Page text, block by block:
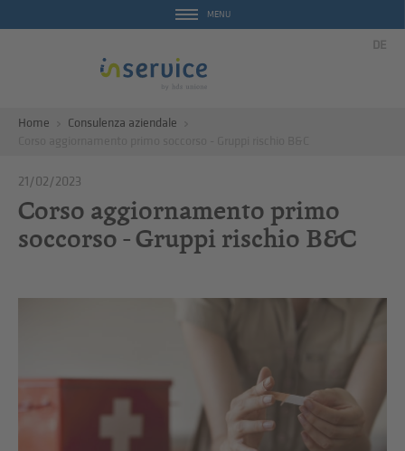
MENU
DE
Home
Consulenza aziendale
21/02/2023
Corso aggiornamento primo
soccorso - Gruppi rischio B&C